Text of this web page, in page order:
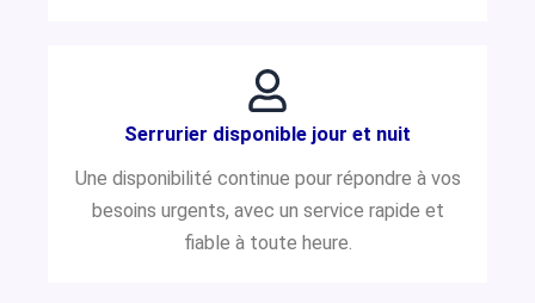
Serrurier disponible jour et nuit
Une disponibilité continue pour répondre à vos
besoins urgents, avec un service rapide et
fiable à toute heure.